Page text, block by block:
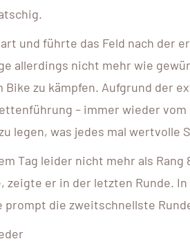
und führte das Feld nach der
allerdings nicht mehr wie
zu kämpfen. Aufgrund der
– immer wieder
legen, was jedes mal wertvolle
Tag leider nicht mehr als
zeigte er in der letzten Runde.
die zweitschnellste